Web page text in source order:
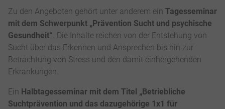
Zu den Angeboten gehört unter anderem ein Tagesseminar
mit dem Schwerpunkt „Prävention Sucht und psychische
Gesundheit“. Die Inhalte reichen von der Entstehung von
Sucht über das Erkennen und Ansprechen bis hin zur
Betrachtung von Stress und den damit einhergehenden
Erkrankungen.
Ein Halbtagesseminar mit dem Titel „Betriebliche
Suchtprävention und das dazugehörige 1x1 für